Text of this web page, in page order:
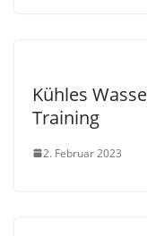
Kühles
Training
2. Februar 2023